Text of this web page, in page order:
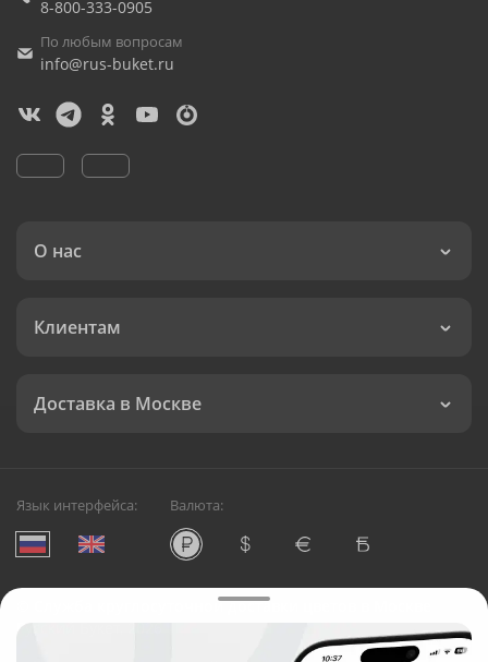
8-800-333-0905
По любым вопросам
info@rus-buket.ru
О нас
Клиентам
Доставка в Москве
Язык интерфейса: Валюта:
Служба круглосуточной доставки цветов в Москве
Русский Букет, 2026